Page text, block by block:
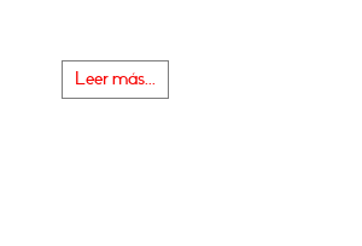
Leer más...